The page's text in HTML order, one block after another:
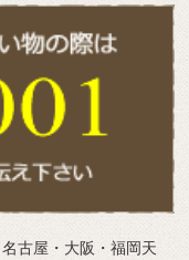
名古屋・大阪・福岡天